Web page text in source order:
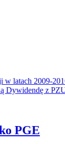
w latach 2009-
Dywidendę z
PGE